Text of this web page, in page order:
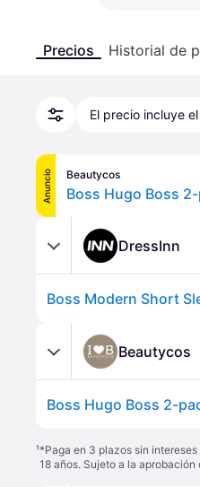
Precios Historial de
El precio incluye
Anuncio Beautycos
Boss Hugo Boss
DressInn
Boss Modern Short
Beautycos
Boss Hugo Boss 2-
¹*Paga en 3 plazos sin
18 años. Sujeto a la